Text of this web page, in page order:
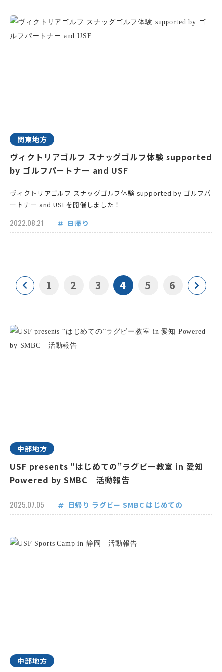
関東地方
ヴィクトリアゴルフ スナッグゴルフ体験 supported
by ゴルフパートナー and USF
ヴィクトリアゴルフ スナッグゴルフ体験 supported by ゴルフパ
ートナー and USFを開催しました！
2022.08.21 日帰り
1 2 3 4 5 6
中部地方
USF presents “はじめての”ラグビー教室 in 愛知
Powered by SMBC 活動報告
2025.07.05 日帰り ラグビー SMBC はじめての
中部地方